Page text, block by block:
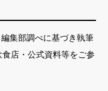
集部調べに基づき執筆
店・公式資料等をご参